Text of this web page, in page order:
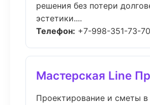
решения без потери
эстетики....
Телефон: +7-998-351-73-70
Мастерская Line
Проектирование и сметы в